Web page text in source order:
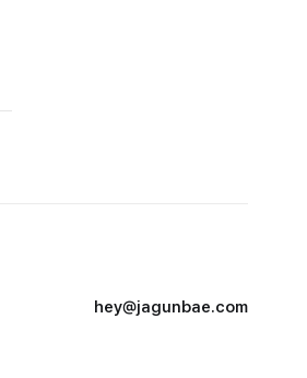
hey@jagunbae.com